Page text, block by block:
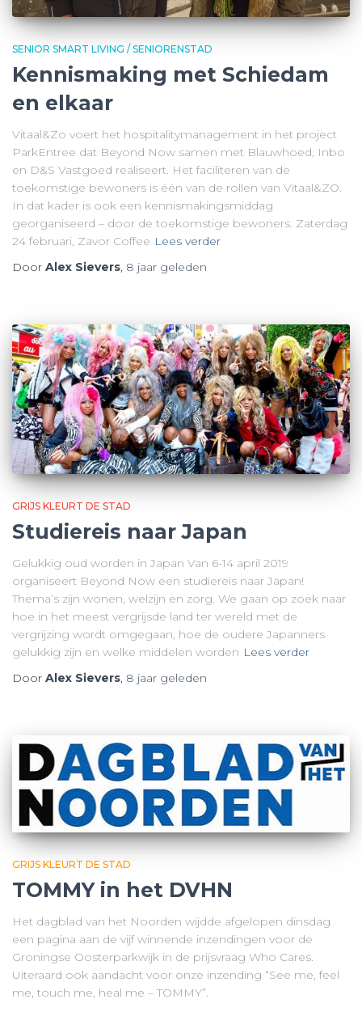
SENIOR SMART LIVING / SENIORENSTAD
Kennismaking met Schiedam
en elkaar
Vitaal&Zo voert het hospitalitymanagement in het project
ParkEntree dat Beyond Now samen met Blauwhoed, Inbo
en D&S Vastgoed realiseert. Het faciliteren van de
toekomstige bewoners is één van de rollen van Vitaal&ZO.
In dat kader is ook een kennismakingsmiddag
georganiseerd – door de toekomstige bewoners. Zaterdag
24 februari, Zavor Coffee Lees verder
Door Alex Sievers, 8 jaar geleden
GRIJS KLEURT DE STAD
Studiereis naar Japan
Gelukkig oud worden in Japan Van 6-14 april 2019
organiseert Beyond Now een studiereis naar Japan!
Thema’s zijn wonen, welzijn en zorg. We gaan op zoek naar
hoe in het meest vergrijsde land ter wereld met de
vergrijzing wordt omgegaan, hoe de oudere Japanners
gelukkig zijn en welke middelen worden Lees verder
Door Alex Sievers, 8 jaar geleden
GRIJS KLEURT DE STAD
TOMMY in het DVHN
Het dagblad van het Noorden wijdde afgelopen dinsdag
een pagina aan de vijf winnende inzendingen voor de
Groningse Oosterparkwijk in de prijsvraag Who Cares.
Uiteraard ook aandacht voor onze inzending “See me, feel
me, touch me, heal me – TOMMY”.